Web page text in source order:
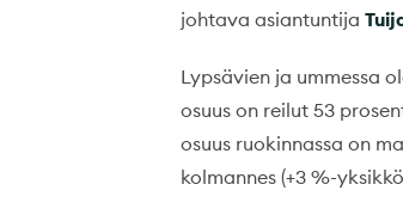
johtava asiantuntija
Lypsävien ja ummessa
osuus on reilut 53
osuus ruokinnassa on
kolmannes (+3 %-